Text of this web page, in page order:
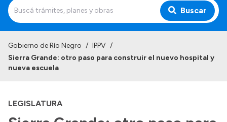
Buscar
Institucional
Delegaciones
Gobierno de Río Negro / IPPV /
Sierra Grande: otro paso para construir el nuevo hospital y
nueva escuela
LEGISLATURA